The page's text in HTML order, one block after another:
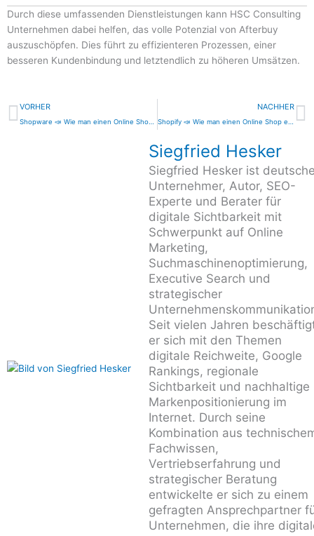
Durch diese umfassenden Dienstleistungen kann HSC Consulting
Unternehmen dabei helfen, das volle Potenzial von Afterbuy
auszuschöpfen. Dies führt zu effizienteren Prozessen, einer
besseren Kundenbindung und letztendlich zu höheren Umsätzen.
Zurück
VORHER NACHHER
Siegfried Hesker
Siegfried Hesker ist
Unternehmer, Autor, SEO-
Experte und Berater für
digitale Sichtbarkeit mit
Schwerpunkt auf Online
Marketing,
Suchmaschinenoptimierung,
Executive Search und
strategischer
Seit vielen Jahren
er sich mit den Themen
digitale Reichweite, Google
Rankings, regionale
Sichtbarkeit und nachhaltige
Markenpositionierung im
Internet. Durch seine
Kombination aus
Fachwissen,
Vertriebserfahrung und
strategischer Beratung
entwickelte er sich zu einem
gefragten Ansprechpartner
Unternehmen, die ihre